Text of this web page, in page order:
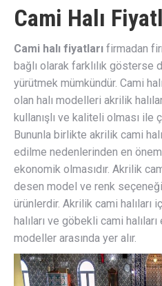
Cami Halı
Cami halı fiyatları firmadan
bağlı olarak farklılık gösterse
yürütmek mümkündür. Cami
olan halı modelleri akrilik
kullanışlı ve kaliteli olması ile
Bununla birlikte akrilik cami
edilme nedenlerinden en
ekonomik olmasıdır. Akrilik
desen model ve renk
ürünlerdir. Akrilik cami
halıları ve göbekli cami
modeller arasında yer alır.